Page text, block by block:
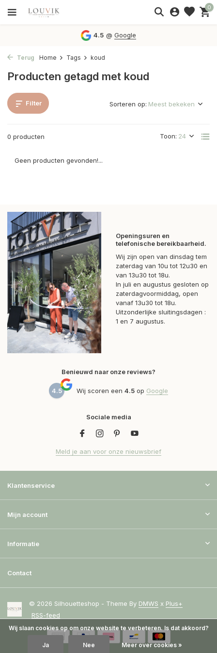
0
4.5 @Google
Terug Home Tags koud
Producten getagd met koud
Filter
0 producten Toon:
Sorteren op:
Geen producten gevonden!...
Openingsuren en
telefonische bereikbaarheid.
Wij zijn open van dinsdag tem
zaterdag van 10u tot 12u30 en
van 13u30 tot 18u.
In juli en augustus gesloten op
zaterdagvoormiddag, open
vanaf 13u30 tot 18u.
Uitzonderlijke sluitingsdagen :
1 en 7 augustus.
Benieuwd naar onze reviews?
4.5 Wij scoren een 4.5 op Google
Sociale media
Meld je aan voor onze nieuwsbrief
Klantenservice
Mijn account
Informatie
Contact
© 2026 Silhouetteshop - Theme By DMWS x Plus+
RSS-feed
Wij slaan cookies op om onze website te verbeteren. Is dat akkoord?
Ja Nee Meer over cookies »